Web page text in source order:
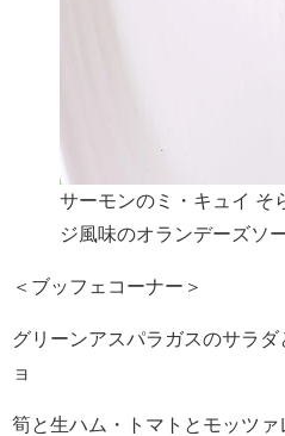
サーモンのミ・キュイ そ
ジ風味のオランデーズソ
＜ブッフェコーナー＞
グリーンアスパラガスのサラ
ョ
筍と生ハム・トマトとモッツ